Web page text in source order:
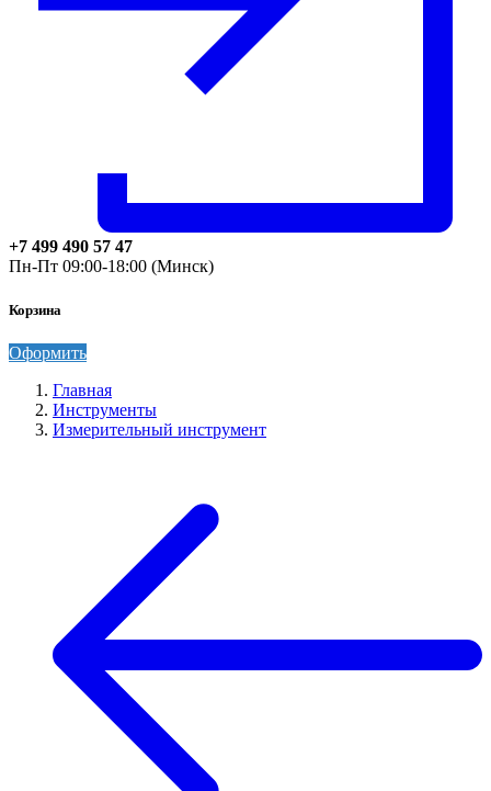
+7 499 490 57 47
Пн-Пт 09:00-18:00 (Минск)
Корзина
Оформить
Главная
Инструменты
Измерительный инструмент